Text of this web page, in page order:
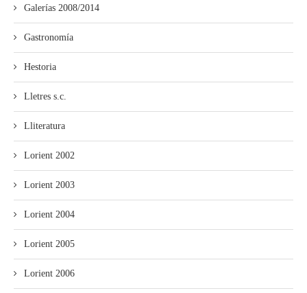
Galerías 2008/2014
Gastronomía
Hestoria
Lletres s.c.
Lliteratura
Lorient 2002
Lorient 2003
Lorient 2004
Lorient 2005
Lorient 2006